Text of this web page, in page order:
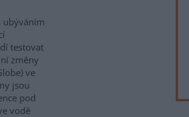
ubýváním
testovat
změny
ve
jsou
pod
vodě